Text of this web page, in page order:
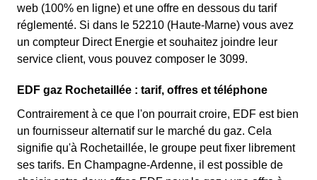
web (100% en ligne) et une offre en dessous du tarif
réglementé. Si dans le 52210 (Haute-Marne) vous avez
un compteur Direct Energie et souhaitez joindre leur
service client, vous pouvez composer le 3099.
EDF gaz Rochetaillée : tarif, offres et téléphone
Contrairement à ce que l'on pourrait croire, EDF est bien
un fournisseur alternatif sur le marché du gaz. Cela
signifie qu'à Rochetaillée, le groupe peut fixer librement
ses tarifs. En Champagne-Ardenne, il est possible de